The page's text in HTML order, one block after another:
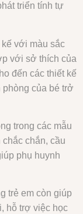
triển tính tự
với màu sắc
với sở thích của
đến các thiết kế
của bé trở
trong các mẫu
chắn, cầu
phụ huynh
trẻ em còn giúp
hỗ trợ việc học